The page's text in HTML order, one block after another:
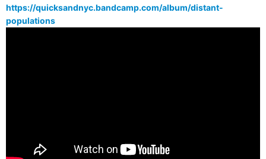
https://quicksandnyc.bandcamp.com/album/distant-
populations